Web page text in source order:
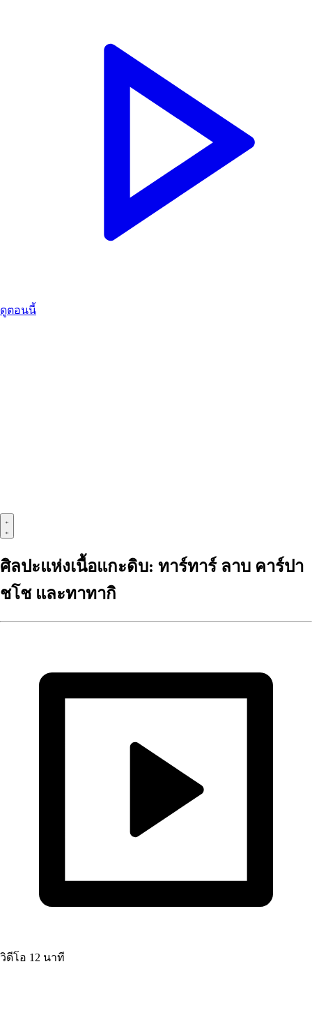
ดูตอนนี้
ศิลปะแห่งเนื้อแกะดิบ: ทาร์ทาร์ ลาบ คาร์ปา
ชโช และทาทากิ
วิดีโอ 12 นาที